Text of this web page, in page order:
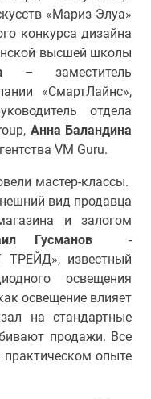
«Мариз Элуа»
конкурса дизайна
высшей школы
– заместитель
«СмартЛайнс»,
отдела
Анна Баландина
VM Guru.
мастер-классы.
вид продавца
и залогом
Гусманов-
ТРЕЙД», известный
освещения
освещение влияет
на стандартные
продажи. Все
опыте